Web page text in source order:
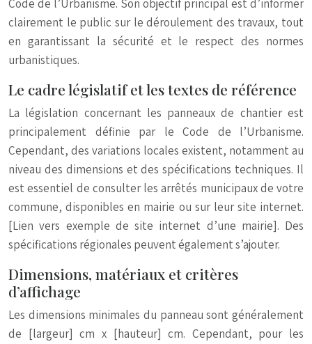
Code de l’Urbanisme. Son objectif principal est d’informer
clairement le public sur le déroulement des travaux, tout
en garantissant la sécurité et le respect des normes
urbanistiques.
Le cadre législatif et les textes de référence
La législation concernant les panneaux de chantier est
principalement définie par le Code de l’Urbanisme.
Cependant, des variations locales existent, notamment au
niveau des dimensions et des spécifications techniques. Il
est essentiel de consulter les arrêtés municipaux de votre
commune, disponibles en mairie ou sur leur site internet.
[Lien vers exemple de site internet d’une mairie]. Des
spécifications régionales peuvent également s’ajouter.
Dimensions, matériaux et critères
d’affichage
Les dimensions minimales du panneau sont généralement
de [largeur] cm x [hauteur] cm. Cependant, pour les